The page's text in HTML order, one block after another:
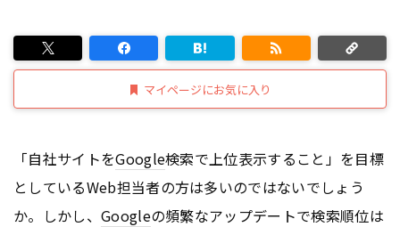
マイページにお気に入り
「自社サイトをGoogle検索で上位表示すること」を目標
としているWeb担当者の方は多いのではないでしょう
か。しかし、 Googleの頻繁なアップデートで検索順位は